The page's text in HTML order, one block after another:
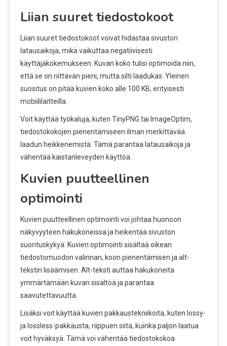
Liian suuret tiedostokoot
Liian suuret tiedostokoot voivat hidastaa sivuston
latausaikoja, mikä vaikuttaa negatiivisesti
käyttäjäkokemukseen. Kuvan koko tulisi optimoida niin,
että se on riittävän pieni, mutta silti laadukas. Yleinen
suositus on pitää kuvien koko alle 100 KB, erityisesti
mobiililaitteilla.
Voit käyttää työkaluja, kuten TinyPNG tai ImageOptim,
tiedostokokojen pienentämiseen ilman merkittävää
laadun heikkenemistä. Tämä parantaa latausaikoja ja
vähentää kaistanleveyden käyttöä.
Kuvien puutteellinen
optimointi
Kuvien puutteellinen optimointi voi johtaa huonoon
näkyvyyteen hakukoneissa ja heikentää sivuston
suorituskykyä. Kuvien optimointi sisältää oikean
tiedostomuodon valinnan, koon pienentämisen ja alt-
tekstin lisäämisen. Alt-teksti auttaa hakukoneita
ymmärtämään kuvan sisältöä ja parantaa
saavutettavuutta.
Lisäksi voit käyttää kuvien pakkaustekniikoita, kuten lossy-
ja lossless-pakkausta, riippuen siitä, kuinka paljon laatua
voit hyväksyä. Tämä voi vähentää tiedostokokoa